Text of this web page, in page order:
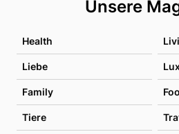
Unsere
Health
Liebe
Family
Tiere